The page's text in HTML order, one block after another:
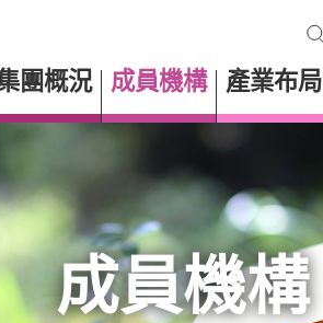
團概況 成員機構 產業布局
成員機構